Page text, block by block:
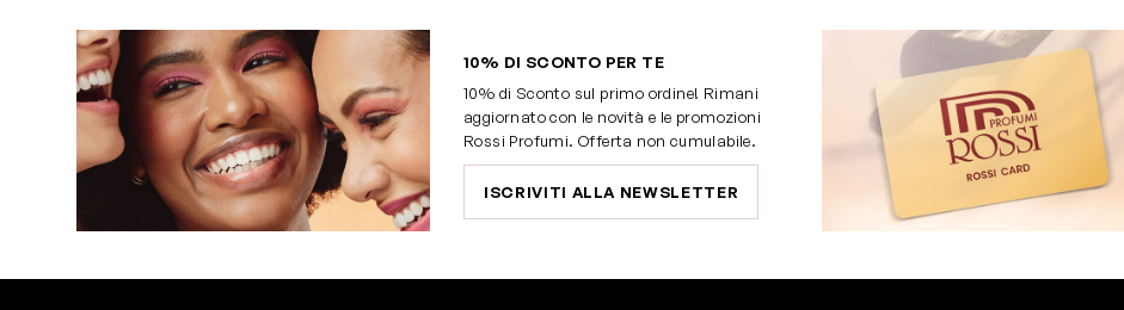
10% DI SCONTO PER TE
10% di Sconto sul primo ordine! Rimani
aggiornato con le novità e le promozioni
Rossi Profumi. Offerta non cumulabile.
ISCRIVITI ALLA NEWSLETTER